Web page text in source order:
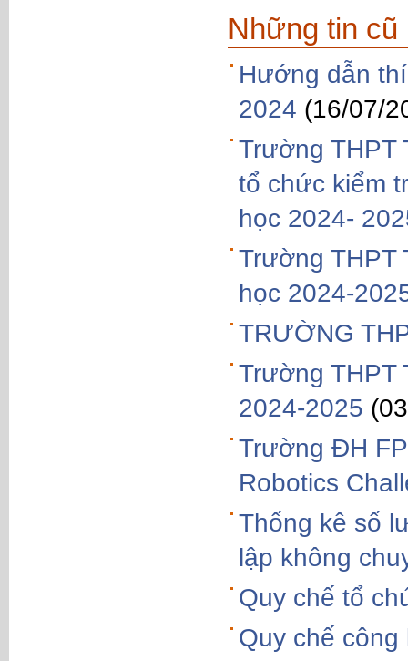
Những tin cũ
Hướng dẫn
2024 (16/07/
Trường THPT
tổ chức kiểm
học 2024-
Trường THPT
học 2024-
TRƯỜNG
Trường THPT
2024-2025
Trường ĐH
Robotics
Thống kê số
lập không
Quy chế tổ
Quy chế